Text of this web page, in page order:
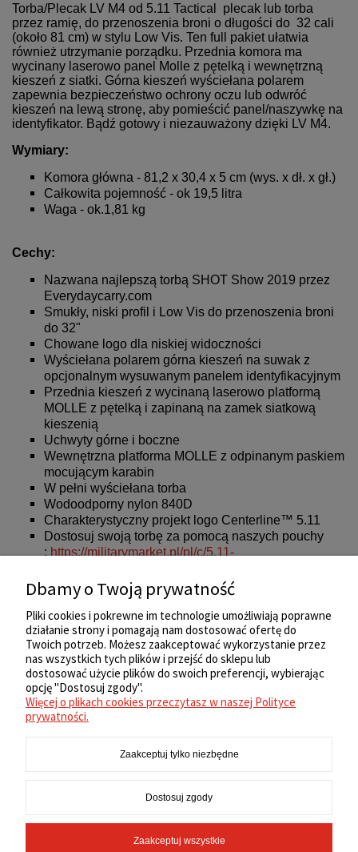
Torba/Plecak LV M4 od 5.11 Tactical plecak lub torba
przez ramię, do przenoszenia broni o długości do 32 cali
(około 81 cm) w stylu Low Vis. Ten full pakiet ułatwia
również utrzymanie porządku. Przednia komora ma
wycinany laserowo panel Molle z pętelką i wewnętrzną
kieszeń z siatki. Górna kieszeń wyściełana polarem
zapewnia bezpieczeństwo ochrony oczu lub odwróć
kieszeń na lewą stronę, aby pomieścić panel/naszywkę na
identyfikator. Bądź gotowy i niezauważony dzięki LV M4.
Wymiary:
Komora główna - 81,2 x 30,4 x 5 cm (wys. x dł. x gł.)
Całkowita pojemność - ok 19,5 litra
Waga - ok.1,81 kg
Cechy:
Nazwana najlepszą torbą SHOT Show 2019 przez
Everydaycarry.com
Smukły, niski profil i Low Vis do przenoszenia broni
do 32"
Chowane logo dla niskiej widoczności
Wyściełana polarem górna kieszeń na suwak z
opcjonalnym wysuwanym panelem identyfikacyjnym
Przednia kieszeń z wycinaną laserowo platformą
MOLLE z pętelką i zapinaną na zamek siatkową
kieszenią
Uchwyty górne i boczne
Wewnętrzna platforma MOLLE z odpinanym paskiem
mocującym karabin
W pełni wyściełana torba
Wodoodporny nylon 840D
Charakterystyczny projekt logo Centerline™ 5.11
Dostosuj swoją torbę za pomocą naszych pouchy
: https://militarymarket.pl/pl/c/5.11-
Kolor:Turbulence (545)
ZAKUPY
REGULAMIN
MOJE KONTO
INFORMACJE
Dbamy o Twoją prywatność
Pliki cookies i pokrewne im technologie umożliwiają poprawne
działanie strony i pomagają nam dostosować ofertę do
Twoich potrzeb. Możesz zaakceptować wykorzystanie przez
nas wszystkich tych plików i przejść do sklepu lub
dostosować użycie plików do swoich preferencji, wybierając
opcję "Dostosuj zgody".
Więcej o plikach cookies przeczytasz w naszej Polityce
prywatności.
Zaakceptuj tylko niezbędne
Dostosuj zgody
Zaakceptuj wszystkie